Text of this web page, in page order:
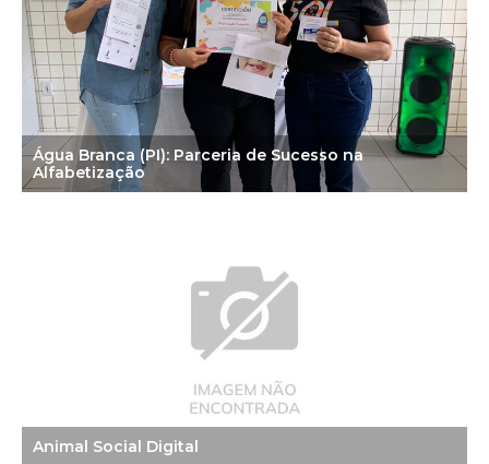
Água Branca (PI): Parceria de Sucesso na
Alfabetização
Animal Social Digital